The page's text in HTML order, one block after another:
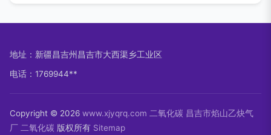
地址：新疆昌吉州昌吉市大西渠乡工业区
电话：1769944**
Copyright © 2026 www.xjyqrq.com 二氧化碳 昌吉市焰山乙炔气
厂 二氧化碳 版权所有 Sitemap